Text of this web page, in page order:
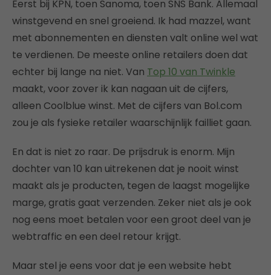
Eerst bij KPN, toen Sanoma, toen SNS Bank. Allemaal
winstgevend en snel groeiend. Ik had mazzel, want
met abonnementen en diensten valt online wel wat
te verdienen. De meeste online retailers doen dat
echter bij lange na niet. Van Top 10 van Twinkle
maakt, voor zover ik kan nagaan uit de cijfers,
alleen Coolblue winst. Met de cijfers van Bol.com
zou je als fysieke retailer waarschijnlijk failliet gaan.
En dat is niet zo raar. De prijsdruk is enorm. Mijn
dochter van 10 kan uitrekenen dat je nooit winst
maakt als je producten, tegen de laagst mogelijke
marge, gratis gaat verzenden. Zeker niet als je ook
nog eens moet betalen voor een groot deel van je
webtraffic en een deel retour krijgt.
Maar stel je eens voor dat je een website hebt